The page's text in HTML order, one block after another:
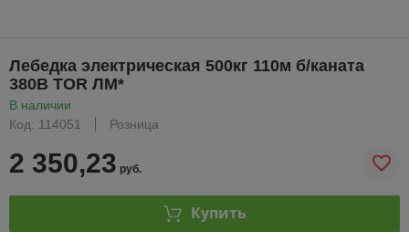
Лебедка электрическая 500кг 110м б/каната
380В TOR ЛМ*
В наличии
Код: 114051
Розница
2 350,23 руб.
Купить